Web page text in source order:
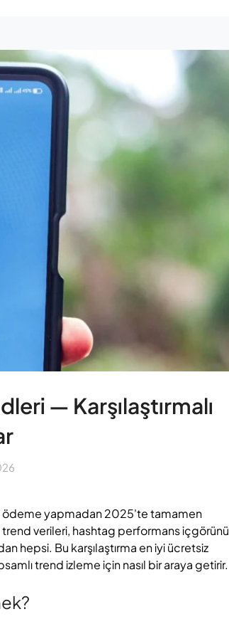
— Karşılaştırmalı
ödeme yapmadan 2025'te tamamen
verileri, hashtag performans içgörünü
hepsi. Bu karşılaştırma en iyi ücretsiz
trend izleme için nasıl bir araya getirir.